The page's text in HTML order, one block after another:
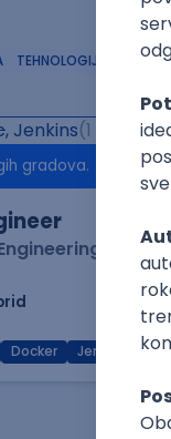
TEHNOLOGIJA
, Jenkins(1 oglas)
gradova.
Docker Jenkins